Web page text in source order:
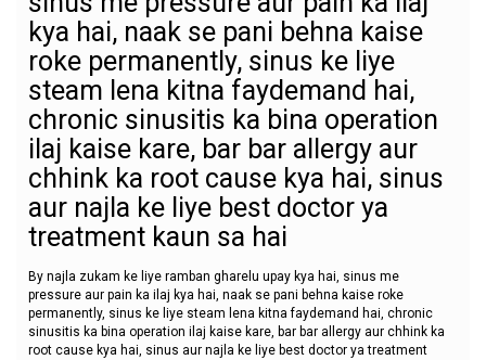
kya hai, naak se pani behna kaise
roke permanently, sinus ke liye
steam lena kitna faydemand hai,
chronic sinusitis ka bina operation
ilaj kaise kare, bar bar allergy aur
chhink ka root cause kya hai, sinus
aur najla ke liye best doctor ya
treatment kaun sa hai
By najla zukam ke liye ramban gharelu upay kya hai, sinus me
pressure aur pain ka ilaj kya hai, naak se pani behna kaise roke
permanently, sinus ke liye steam lena kitna faydemand hai, chronic
sinusitis ka bina operation ilaj kaise kare, bar bar allergy aur chhink ka
root cause kya hai, sinus aur najla ke liye best doctor ya treatment